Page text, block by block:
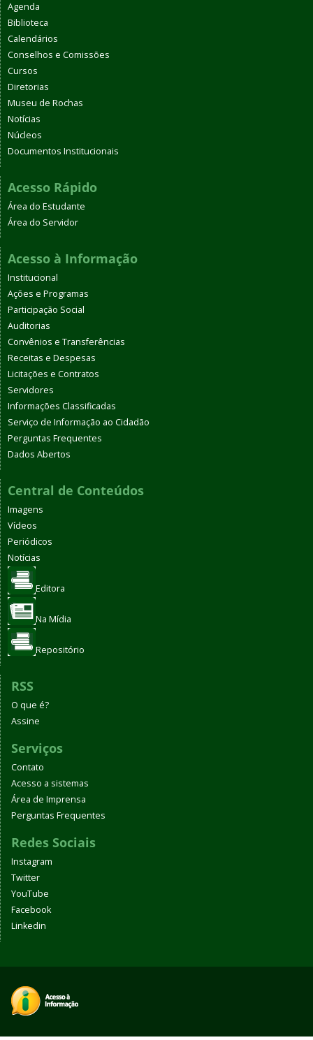
Agenda
Biblioteca
Calendários
Conselhos e Comissões
Cursos
Diretorias
Museu de Rochas
Notícias
Núcleos
Documentos Institucionais
Acesso Rápido
Área do Estudante
Área do Servidor
Acesso à Informação
Institucional
Ações e Programas
Participação Social
Auditorias
Convênios e Transferências
Receitas e Despesas
Licitações e Contratos
Servidores
Informações Classificadas
Serviço de Informação ao Cidadão
Perguntas Frequentes
Dados Abertos
Central de Conteúdos
Imagens
Vídeos
Periódicos
Notícias
Editora
Na Mídia
Repositório
RSS
O que é?
Assine
Serviços
Contato
Acesso a sistemas
Área de Imprensa
Perguntas Frequentes
Redes Sociais
Instagram
Twitter
YouTube
Facebook
Linkedin